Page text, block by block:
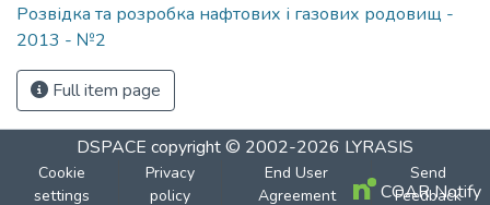
Розвідка та розробка нафтових і газових родовищ -
2013 - №2
Full item page
DSPACE copyright © 2002-2026 LYRASIS
Cookie
settings
Privacy
policy
End User
Agreement
Send
Feedback
COAR Notify